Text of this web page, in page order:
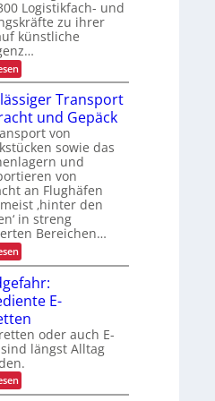
h
e
P
r
a
x
i
s
t
e
s
t
s
t
e
n
m
a
n
a
g
e
m
e
n
t
U
S
A
-
P
r
ä
s
e
n
z
Logistikfach- und
zu ihrer
künstliche
:
K
-
N
u
t
z
u
n
g
i
n
d
e
r
L
o
g
i
s
t
i
k
Transport
und Gepäck
von
sowie das
und
von
an Flughäfen
‚hinter den
in streng
Bereichen…
:
Z
u
v
e
l
ä
s
s
i
g
E-
oder auch E-
längst Alltag
:
B